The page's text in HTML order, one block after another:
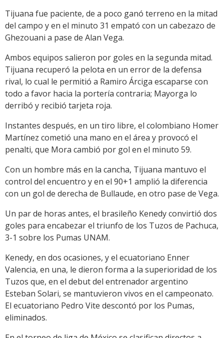
Tijuana fue paciente, de a poco ganó terreno en la mitad
del campo y en el minuto 31 empató con un cabezazo de
Ghezouani a pase de Alan Vega.
Ambos equipos salieron por goles en la segunda mitad.
Tijuana recuperó la pelota en un error de la defensa
rival, lo cual le permitió a Ramiro Árciga escaparse con
todo a favor hacia la portería contraria; Mayorga lo
derribó y recibió tarjeta roja.
Instantes después, en un tiro libre, el colombiano Homer
Martínez cometió una mano en el área y provocó el
penalti, que Mora cambió por gol en el minuto 59.
Con un hombre más en la cancha, Tijuana mantuvo el
control del encuentro y en el 90+1 amplió la diferencia
con un gol de derecha de Bullaude, en otro pase de Vega.
Un par de horas antes, el brasileño Kenedy convirtió dos
goles para encabezar el triunfo de los Tuzos de Pachuca,
3-1 sobre los Pumas UNAM.
Kenedy, en dos ocasiones, y el ecuatoriano Enner
Valencia, en una, le dieron forma a la superioridad de los
Tuzos que, en el debut del entrenador argentino
Esteban Solari, se mantuvieron vivos en el campeonato.
El ecuatoriano Pedro Vite descontó por los Pumas,
eliminados.